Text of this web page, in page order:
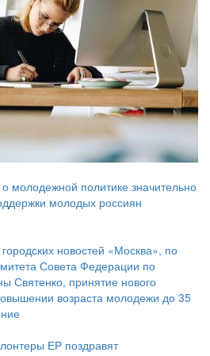
молодежной политике значительно
молодых россиян
новостей «Москва», по
Совета Федерации по
Святенко, принятие нового
возраста молодежи до 35